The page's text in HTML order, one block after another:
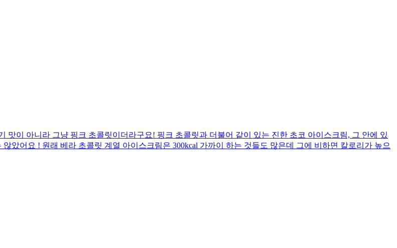
이 아니라 그냥 핑크 초콜릿이더라구요! 핑크 초콜릿과 더불어 같이 있는 진한 초코 아이스크림, 그 안에 있
았어요 ! 원래 베라 초콜릿 계열 아이스크림은 300kcal 가까이 하는 것들도 많은데 그에 비하면 칼로리가 높으